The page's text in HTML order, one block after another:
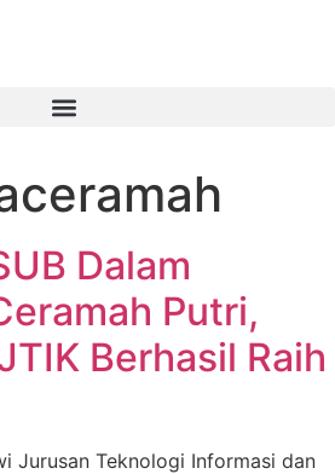
Dalam
Putri,
Berhasil Raih
Jurusan Teknologi Informasi dan